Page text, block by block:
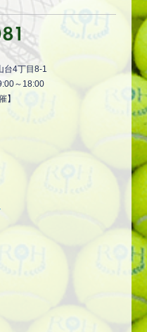
台4丁目8-1
～18:00
】